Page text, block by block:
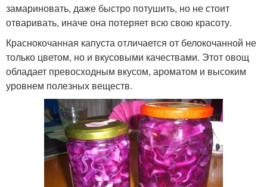
замариновать, даже быстро потушить, но не стоит
отваривать, иначе она потеряет всю свою красоту.
Краснокочанная капуста отличается от белокочанной не
только цветом, но и вкусовыми качествами. Этот овощ
обладает превосходным вкусом, ароматом и высоким
уровнем полезных веществ.